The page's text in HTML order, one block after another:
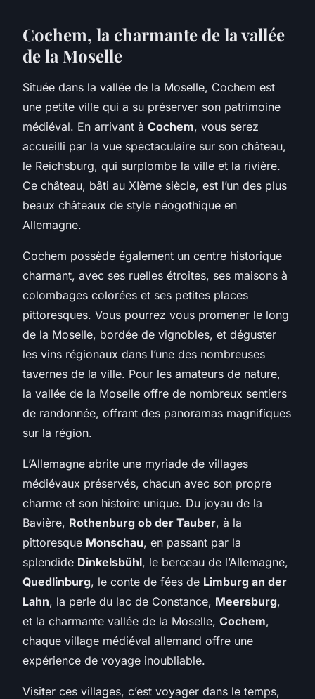
Cochem, la charmante de la vallée
de la Moselle
Située dans la vallée de la Moselle, Cochem est
une petite ville qui a su préserver son patrimoine
médiéval. En arrivant à Cochem, vous serez
accueilli par la vue spectaculaire sur son château,
le Reichsburg, qui surplombe la ville et la rivière.
Ce château, bâti au XIème siècle, est l’un des plus
beaux châteaux de style néogothique en
Allemagne.
Cochem possède également un centre historique
charmant, avec ses ruelles étroites, ses maisons à
colombages colorées et ses petites places
pittoresques. Vous pourrez vous promener le long
de la Moselle, bordée de vignobles, et déguster
les vins régionaux dans l’une des nombreuses
tavernes de la ville. Pour les amateurs de nature,
la vallée de la Moselle offre de nombreux sentiers
de randonnée, offrant des panoramas magnifiques
sur la région.
L’Allemagne abrite une myriade de villages
médiévaux préservés, chacun avec son propre
charme et son histoire unique. Du joyau de la
Bavière, Rothenburg ob der Tauber, à la
pittoresque Monschau, en passant par la
splendide Dinkelsbühl, le berceau de l’Allemagne,
Quedlinburg, le conte de fées de Limburg an der
Lahn, la perle du lac de Constance, Meersburg,
et la charmante vallée de la Moselle, Cochem,
chaque village médiéval allemand offre une
expérience de voyage inoubliable.
Visiter ces villages, c’est voyager dans le temps,